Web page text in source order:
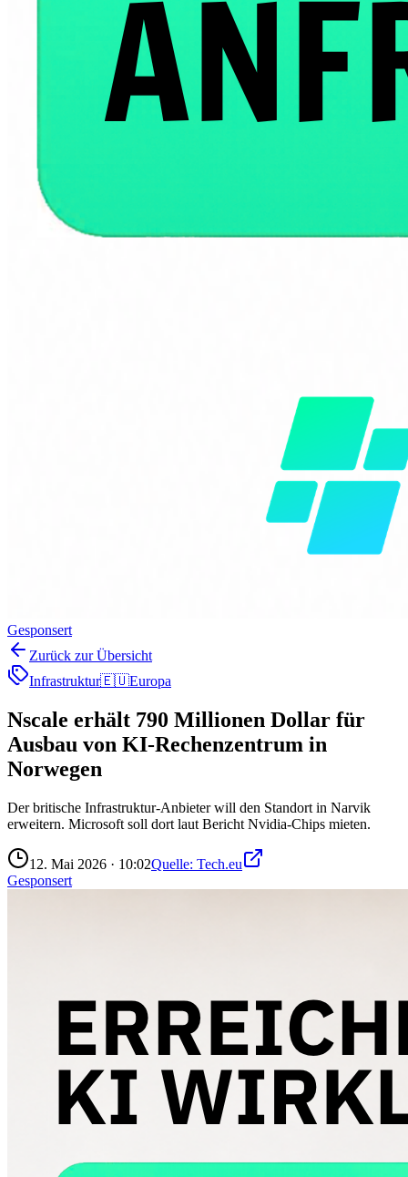
Gesponsert
Zurück zur Übersicht
Infrastruktur🇪🇺Europa
Nscale erhält 790 Millionen Dollar für
Ausbau von KI-Rechenzentrum in
Norwegen
Der britische Infrastruktur-Anbieter will den Standort in Narvik
erweitern. Microsoft soll dort laut Bericht Nvidia-Chips mieten.
12. Mai 2026 · 10:02Quelle: Tech.eu
Gesponsert